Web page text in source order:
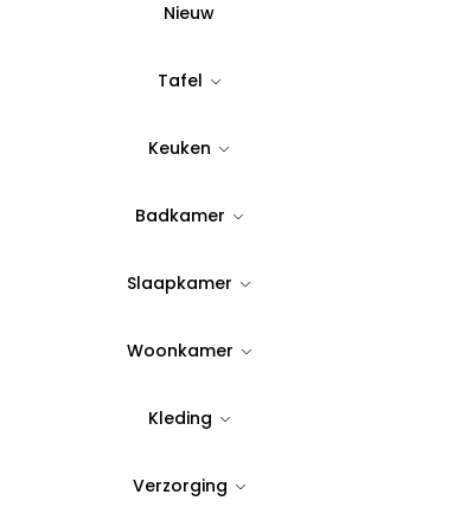
Nieuw
Tafel
Keuken
Badkamer
Slaapkamer
Woonkamer
Kleding
Verzorging
BAMBUM
6,99
Op Voorraad
SKU: